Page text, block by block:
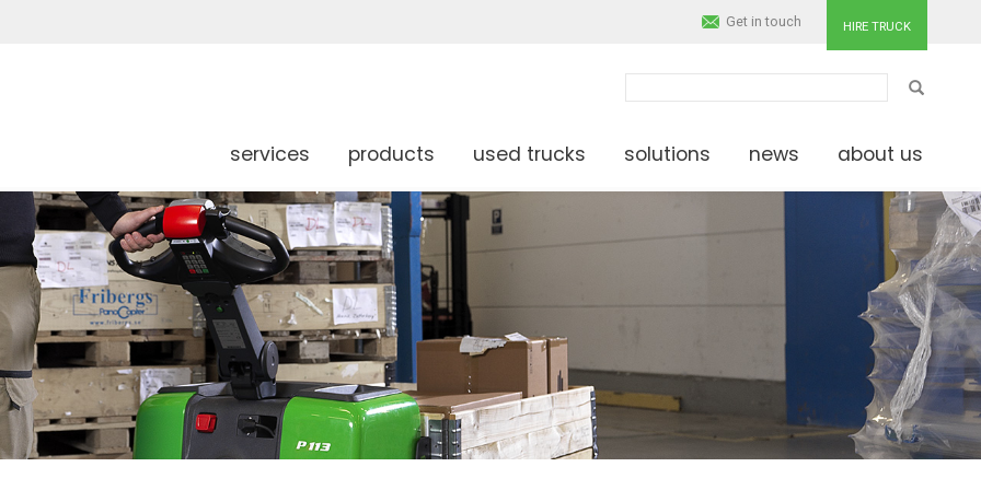
HIRE TRUCK
Get in touch
PAIEŠKA
services products used trucks solutions news about us